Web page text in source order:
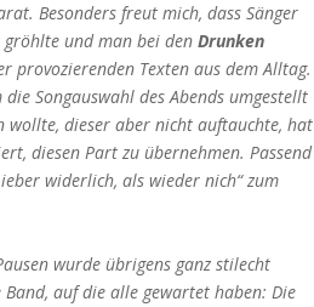
Besonders freut mich, dass Sänger
und man bei den Drunken
provozierenden Texten aus dem Alltag.
Songauswahl des Abends umgestellt
wollte, dieser aber nicht auftauchte, hat
diesen Part zu übernehmen. Passend
widerlich, als wieder nich“ zum
wurde übrigens ganz stilecht
auf die alle gewartet haben: Die